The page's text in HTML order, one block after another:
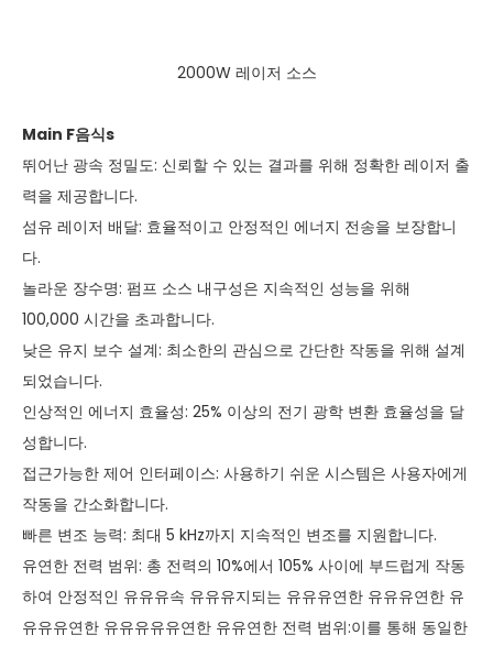
2000W 레이저 소스
Main F음식s
뛰어난 광속 정밀도: 신뢰할 수 있는 결과를 위해 정확한 레이저 출
력을 제공합니다.
섬유 레이저 배달: 효율적이고 안정적인 에너지 전송을 보장합니
다.
놀라운 장수명: 펌프 소스 내구성은 지속적인 성능을 위해
100,000 시간을 초과합니다.
낮은 유지 보수 설계: 최소한의 관심으로 간단한 작동을 위해 설계
되었습니다.
인상적인 에너지 효율성: 25% 이상의 전기 광학 변환 효율성을 달
성합니다.
접근가능한 제어 인터페이스: 사용하기 쉬운 시스템은 사용자에게
작동을 간소화합니다.
빠른 변조 능력: 최대 5 kHz까지 지속적인 변조를 지원합니다.
유연한 전력 범위: 총 전력의 10%에서 105% 사이에 부드럽게 작동
하여 안정적인 유유유속 유유유지되는 유유유연한 유유유연한 유
유유유연한 유유유유유연한 유유연한 전력 범위:이를 통해 동일한